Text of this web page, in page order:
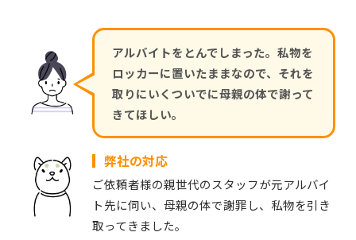
アルバイトをとんでしまった。私物を
ロッカーに置いたままなので、それを
取りにいくついでに母親の体で謝って
きてほしい。
弊社の対応
ご依頼者様の親世代のスタッフが元アルバイ
ト先に伺い、母親の体で謝罪し、私物を引き
取ってきました。